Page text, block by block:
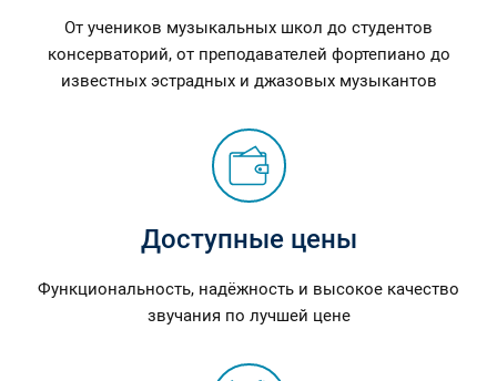
От учеников музыкальных школ до студентов
консерваторий, от преподавателей фортепиано до
известных эстрадных и джазовых музыкантов
Доступные цены
Функциональность, надёжность и высокое качество
звучания по лучшей цене